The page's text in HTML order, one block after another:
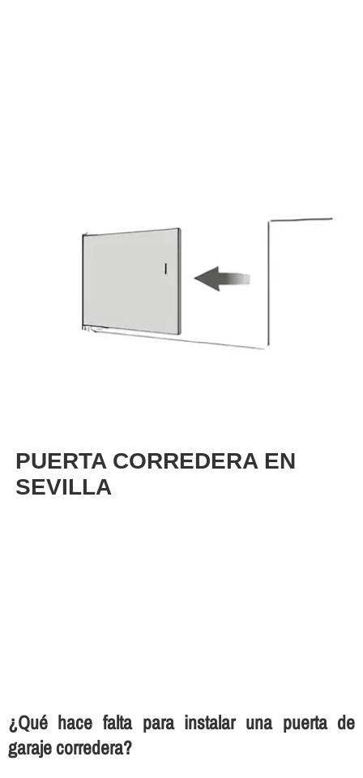
PUERTA CORREDERA EN
SEVILLA
¿Qué hace falta para instalar una puerta de
garaje corredera?